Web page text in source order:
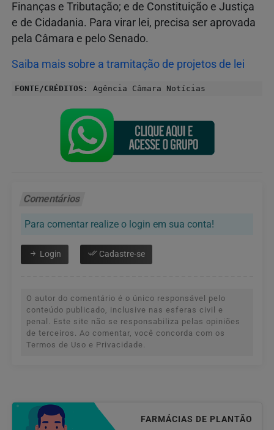
Finanças e Tributação; e de Constituição e Justiça
e de Cidadania. Para virar lei, precisa ser aprovada
pela Câmara e pelo Senado.
Saiba mais sobre a tramitação de projetos de lei
FONTE/CRÉDITOS: Agência Câmara Notícias
Comentários
Para comentar realize o login em sua conta!
Login Cadastre-se
O autor do comentário é o único responsável pelo
conteúdo publicado, inclusive nas esferas civil e
penal. Este site não se responsabiliza pelas opiniões
de terceiros. Ao comentar, você concorda com os
Termos de Uso e Privacidade.
FARMÁCIAS DE PLANTÃO